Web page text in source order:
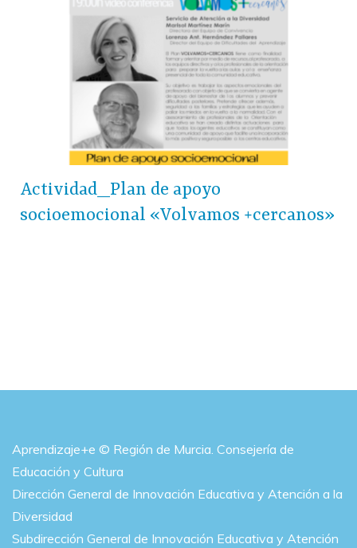
Actividad_Plan de apoyo
socioemocional «Volvamos +cercanos»
Aprendizaje+e © Región de Murcia. Consejería de
Educación y Cultura
Dirección General de Innovación Educativa y Atención a la
Diversidad
Subdirección General de Innovación Educativa y Atención